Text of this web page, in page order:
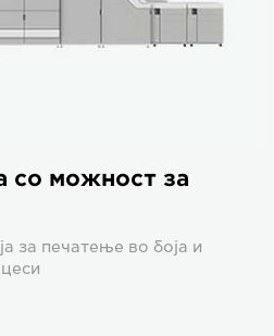
со можност за
за печатење во боја и